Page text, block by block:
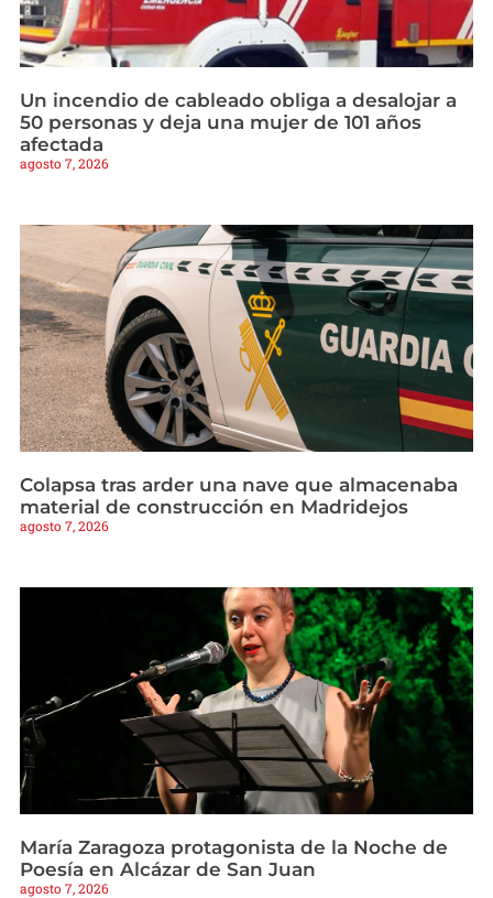
Un incendio de cableado obliga a desalojar a
50 personas y deja una mujer de 101 años
afectada
agosto 7, 2026
Colapsa tras arder una nave que almacenaba
material de construcción en Madridejos
agosto 7, 2026
María Zaragoza protagonista de la Noche de
Poesía en Alcázar de San Juan
agosto 7, 2026